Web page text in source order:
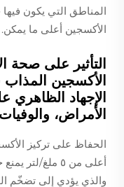
المناطق التي يكون
الأكسجين أعلى ما يمكن.
التأثير على صحة
الإجهاد
الأمراض، والوفيات
أعلى من ٥ ملغ/
والذي يؤدي إلى تضخّم